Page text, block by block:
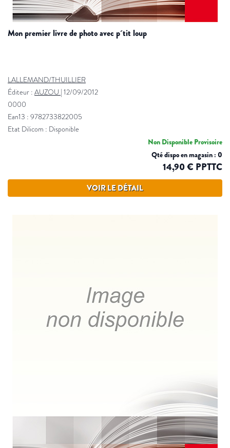
mon premier livre de photo avec p´tit loup
LALLEMAND/THUILLIER
Éditeur : AUZOU | 12/09/2012
0000
Ean13 : 9782733822005
Etat Dilicom : Disponible
Non Disponible Provisoire
Qté dispo en magasin : 0
14,90 € PPTTC
VOIR LE DÉTAIL